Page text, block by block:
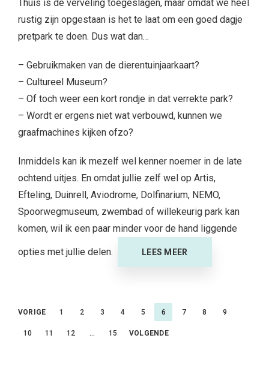
Thuis is de verveling toegeslagen, maar omdat we heel
rustig zijn opgestaan is het te laat om een goed dagje
pretpark te doen. Dus wat dan…
– Gebruikmaken van de dierentuinjaarkaart?
– Cultureel Museum?
– Of toch weer een kort rondje in dat verrekte park?
– Wordt er ergens niet wat verbouwd, kunnen we
graafmachines kijken ofzo?
Inmiddels kan ik mezelf wel kenner noemer in de late
ochtend uitjes. En omdat jullie zelf wel op Artis,
Efteling, Duinrell, Aviodrome, Dolfinarium, NEMO,
Spoorwegmuseum, zwembad of willekeurig park kan
komen, wil ik een paar minder voor de hand liggende
opties met jullie delen. LEES MEER
Berichtnavigatie
VORIGE 1 2 3 4 5 6 7 8 9
10 11 12 … 15 VOLGENDE